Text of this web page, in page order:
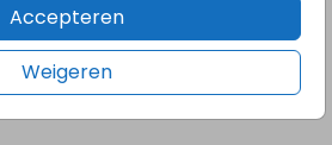
Accepteren
Weigeren